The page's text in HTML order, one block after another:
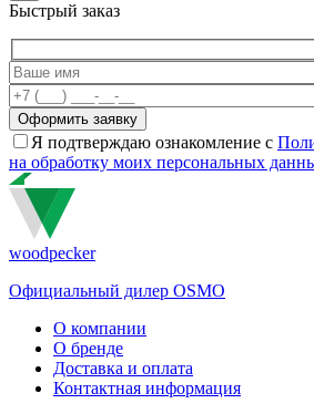
Быстрый заказ
Я подтверждаю ознакомление с
на обработку моих персональных
woodpecker
Официальный дилер OSMO
О компании
О бренде
Доставка и оплата
Контактная информация